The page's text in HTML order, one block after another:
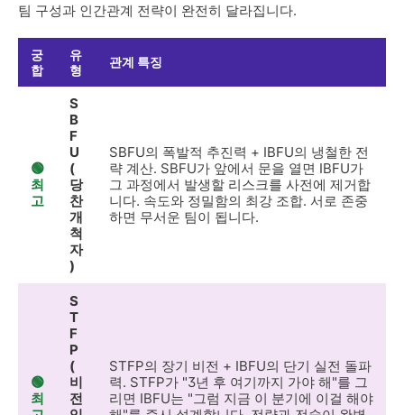
팀 구성과 인간관계 전략이 완전히 달라집니다.
궁
합
유
형
관계 특징
🟢
최
고
S
B
F
U
(
당
찬
개
척
자
)
SBFU의 폭발적 추진력 + IBFU의 냉철한 전
략 계산. SBFU가 앞에서 문을 열면 IBFU가
그 과정에서 발생할 리스크를 사전에 제거합
니다. 속도와 정밀함의 최강 조합. 서로 존중
하면 무서운 팀이 됩니다.
🟢
최
S
T
F
P
(
비
전
STFP의 장기 비전 + IBFU의 단기 실전 돌파
력. STFP가 "3년 후 여기까지 가야 해"를 그
리면 IBFU는 "그럼 지금 이 분기에 이걸 해야